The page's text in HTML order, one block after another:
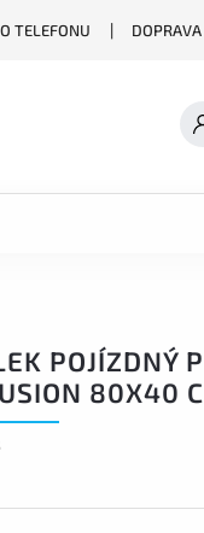
TELEFONU
POJÍZDNÝ
80X40